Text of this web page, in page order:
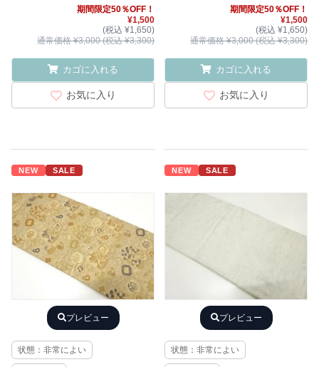
期間限定50％OFF！
¥1,500
(税込 ¥1,650)
通常価格 ¥3,000 (税込 ¥3,300)
カゴに入れる
お気に入り
期間限定50％OFF！
¥1,500
(税込 ¥1,650)
通常価格 ¥3,000 (税込 ¥3,300)
カゴに入れる
お気に入り
NEW SALE
プレビュー
状態：非常によい
NEW SALE
プレビュー
状態：非常によい